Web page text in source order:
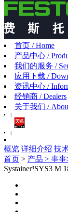
首页 / Home
产品中心 /
我们的服务 /
应用下载 /
资讯中心 /
经销商 / Dealers
关于我们 /
|
|
概览 详细介绍 技
首页 > 产品 > 事
Systainer³SYS3 M